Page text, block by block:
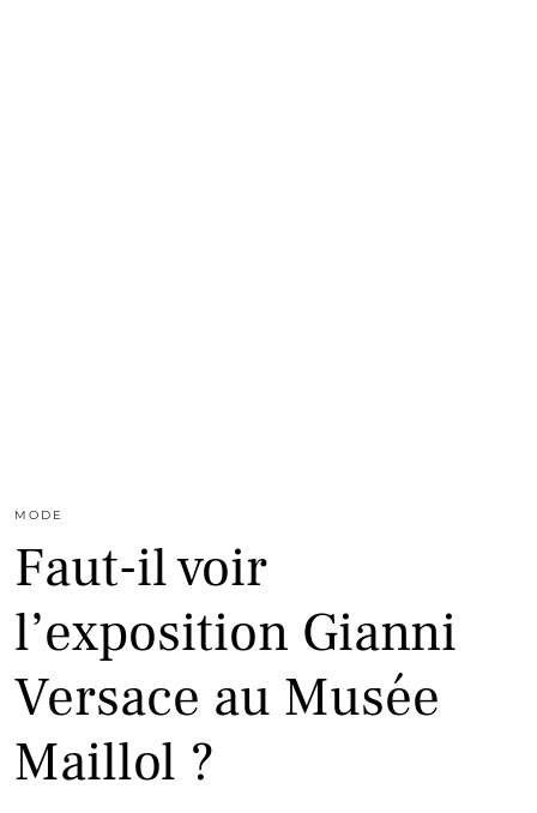
MODE
Faut-il voir
l’exposition Gianni
Versace au Musée
Maillol ?